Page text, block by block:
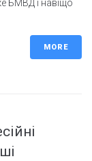
БМВД і навіщо
MORE